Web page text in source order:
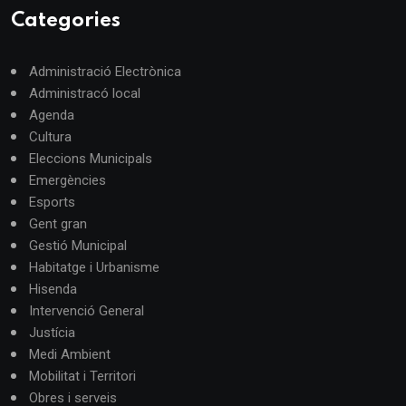
Categories
Administració Electrònica
Administracó local
Agenda
Cultura
Eleccions Municipals
Emergències
Esports
Gent gran
Gestió Municipal
Habitatge i Urbanisme
Hisenda
Intervenció General
Justícia
Medi Ambient
Mobilitat i Territori
Obres i serveis